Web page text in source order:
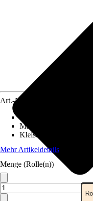
Art.-Nr.
Maße (BxH)
Kleisterempfehlung
Mehr Artikeldetails
Menge (Rolle(n))